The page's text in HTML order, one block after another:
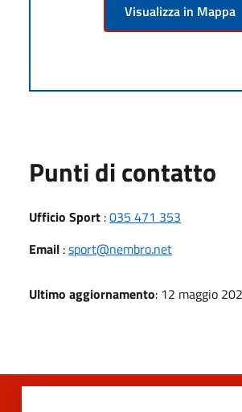
Visualizza in Mappa
Punti di contatto
Ufficio Sport :035 471 353
Email :sport@nembro.net
Ultimo aggiornamento: 12 maggio